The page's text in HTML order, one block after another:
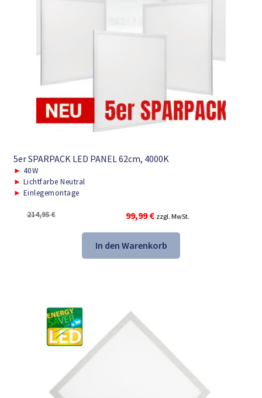
5er SPARPACK LED PANEL 62cm, 4000K
► 40W
► Lichtfarbe Neutral
► Einlegemontage
214,95€
Ursprünglicher
Preis
war:
214,95 €
99,99€Aktueller
Preis
ist:
99,99 €.
zzgl. MwSt.
In den Warenkorb